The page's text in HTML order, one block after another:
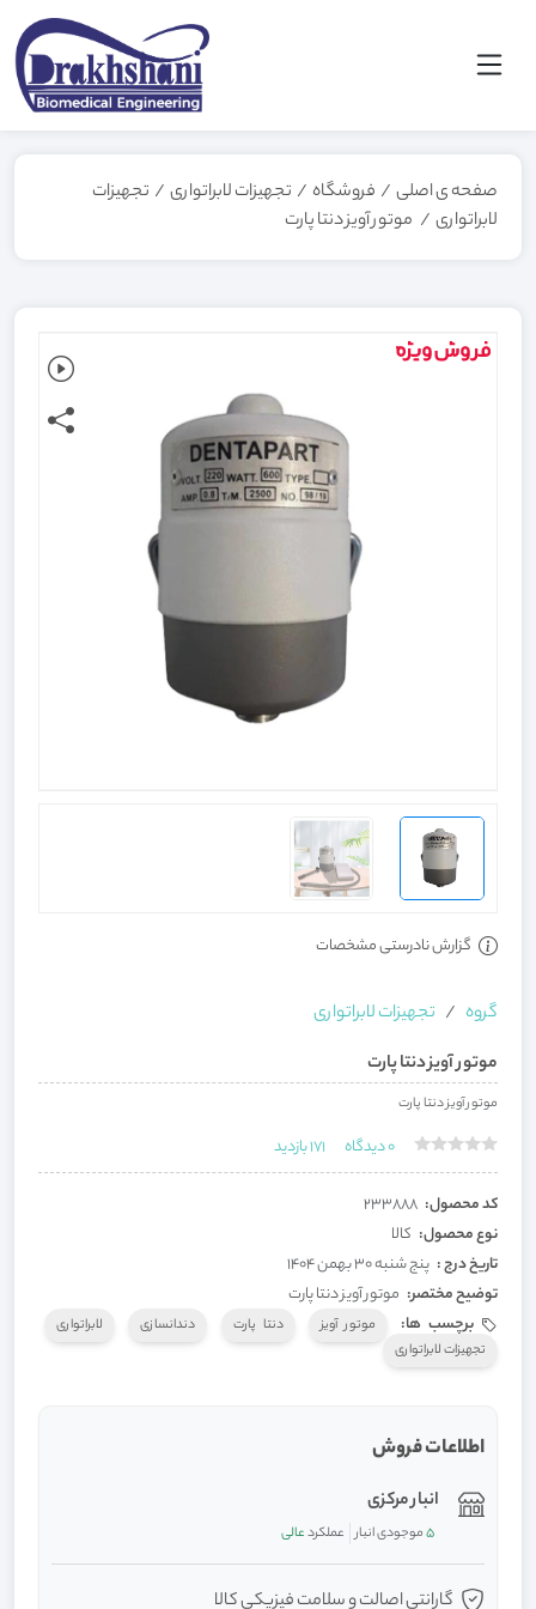
صفحه ی اصلی / فروشگاه / تجهیزات لابراتواری / تجهیزات
لابراتواری / موتور آویز دنتا پارت
گزارش نادرستی مشخصات
گروه
تجهیزات لابراتواری
موتور آویز دنتا پارت
موتور آویز دنتا پارت
0دیدگاه 171بازدید
کد محصول: 233888
نوع محصول: کالا
تاریخ درج : پنج شنبه 30 بهمن 1404
توضیح مختصر: موتور آویز دنتا پارت
برچسب ها:
موتور آویز دنتا پارت دندانسازی
لابراتواری
تجهیزات لابراتواری
اطلاعات فروش
انبار مرکزی
5موجودی انبار عملکردعالی
گارانتی اصالت و سلامت فیزیکی کالا